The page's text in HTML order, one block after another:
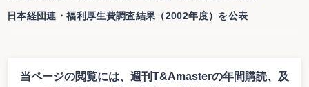
日本経団連・福利厚生費調査結果（2002年度）を公表
び日本経団連会員企業を対象として行った福利厚生費に関する調査の結果を取
りまとめたもの。
当ページの閲覧には、週刊T&Amasterの年間購読、 及